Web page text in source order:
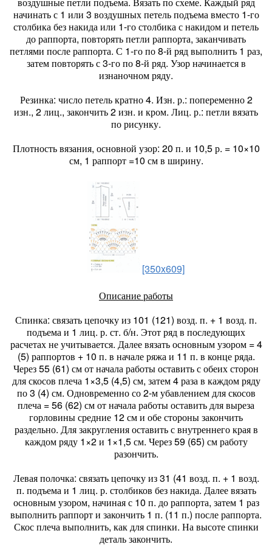
начинать с 1 или 3 воздушных петель подъема вместо 1-го
столбика без накида или 1-го столбика с накидом и петель
до раппорта, повторять петли раппорта, заканчивать
петлями после раппорта. С 1-го по 8-й ряд выполнить 1 раз,
затем повторять с 3-го по 8-й ряд. Узор начинается в
изнаночном ряду.
Резинка: число петель кратно 4. Изн. р.: попеременно 2
изн., 2 лиц., закончить 2 изн. и кром. Лиц. р.: петли вязать
по рисунку.
Плотность вязания, основной узор: 20 п. и 10,5 р. = 10×10
см, 1 раппорт =10 см в ширину.
[350x609]
Описание работы
Спинка: связать цепочку из 101 (121) возд. п. + 1 возд. п.
подъема и 1 лиц. р. ст. б/н. Этот ряд в последующих
расчетах не учитывается. Далее вязать основным узором = 4
(5) раппортов + 10 п. в начале ряжа и 11 п. в конце ряда.
Через 55 (61) см от начала работы оставить с обеих сторон
для скосов плеча 1×3,5 (4,5) см, затем 4 раза в каждом ряду
по 3 (4) см. Одновременно со 2-м убавлением для скосов
плеча = 56 (62) см от начала работы оставить для выреза
горловины средние 12 см и обе стороны закончить
раздельно. Для закругления оставить с внутреннего края в
каждом ряду 1×2 и 1×1,5 см. Через 59 (65) см работу
разончить.
Левая полочка: связать цепочку из 31 (41 возд. п. + 1 возд.
п. подъема и 1 лиц. р. столбиков без накида. Далее вязать
основным узором, начиная с 10 п. до раппорта, затем 1 раз
выполнить раппорт и закончить 1 п. (11 п.) после раппорта.
Скос плеча выполнить, как для спинки. На высоте спинки
деталь закончить.